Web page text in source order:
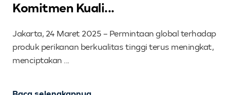
Komitmen Kuali...
Jakarta, 24 Maret 2025 – Permintaan global terhadap
produk perikanan berkualitas tinggi terus meningkat,
menciptakan ...